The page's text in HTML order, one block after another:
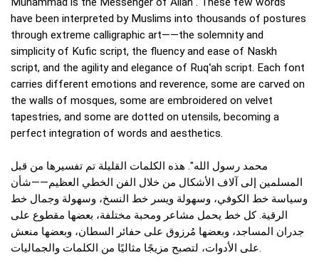
have been interpreted by Muslims into thousands of postures
through extreme calligraphic art——the solemnity and
simplicity of Kufic script, the fluency and ease of Naskh
script, and the agility and elegance of Ruqʿah script. Each font
carries different emotions and reverence, some are carved on
the walls of mosques, some are embroidered on velvet
tapestries, and some are dotted on utensils, becoming a
perfect integration of words and aesthetics.
محمد رسول الله". هذه الكلمات القليلة تم تفسيرها من قبل
المسلمين إلى آلاف الأشكال من خلال الفن الخطي العظيم——شأن
وسياسة خط الكوفي، وسهولة ويسر خط النسخ، وسهولة وجمال خط
الرقية. كل خط يحمل مشاعر ومحبة مختلفة، بعضها مقطوع على
جدران المساجد، وبعضها مُرزوق على حفائر السطان، وبعضها منعش
على الأدوات، لتصبح مزيجًا مثاليًا من الكلمات والجماليات.